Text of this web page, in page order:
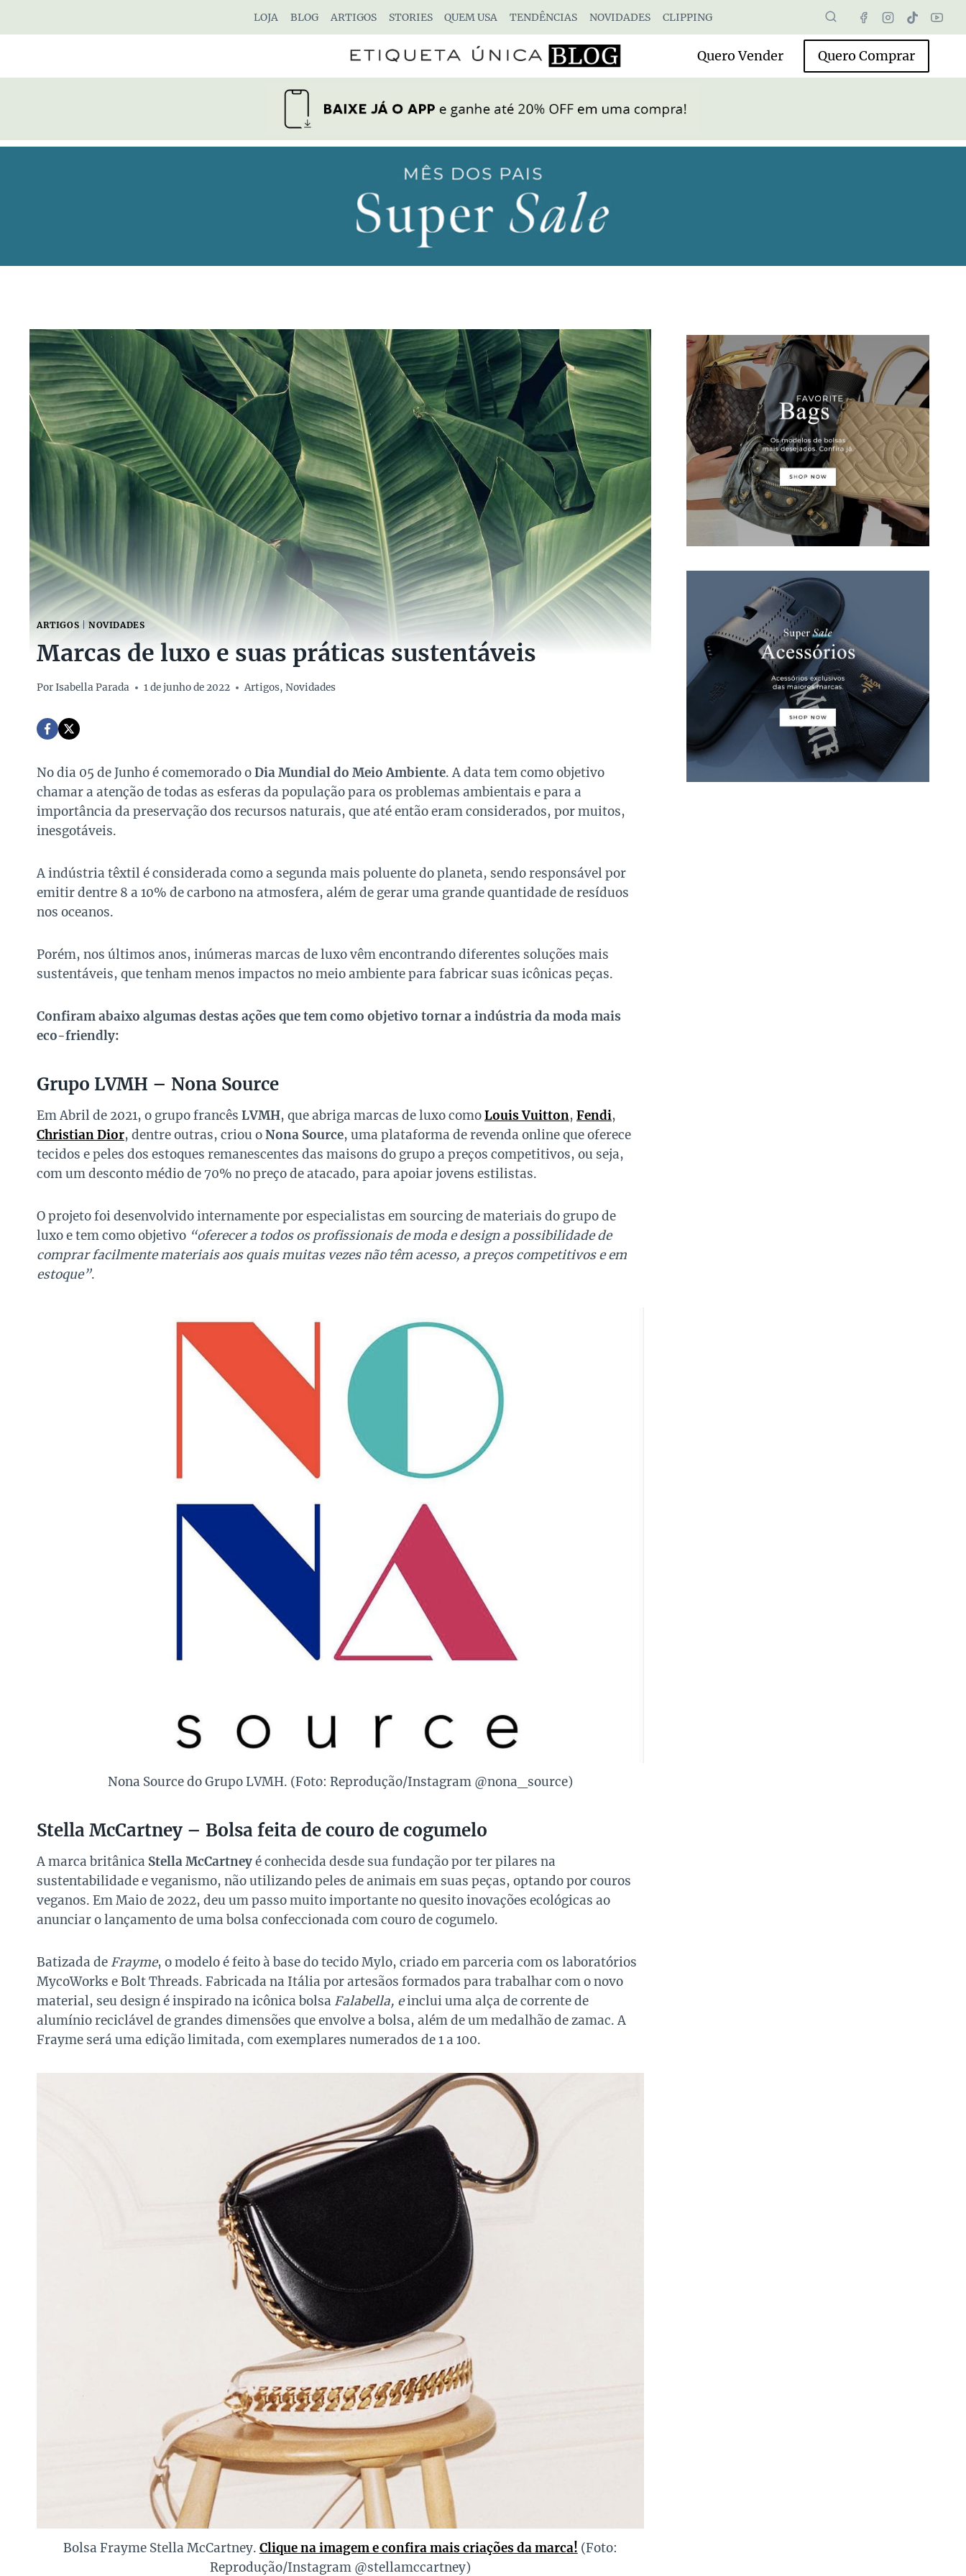
LOJA BLOG ARTIGOS STORIES QUEM USA TENDÊNCIAS NOVIDADES CLIPPING
Quero Vender Quero Comprar
ARTIGOS NOVIDADES
Marcas de luxo e suas práticas sustentáveis
PorIsabella Parada 1 de junho de 2022 Artigos,Novidades
No dia 05 de Junho é comemorado oDia Mundial do Meio Ambiente. A data tem como objetivo
chamar a atenção de todas as esferas da população para os problemas ambientais e para a
importância da preservação dos recursos naturais, que até então eram considerados, por muitos,
inesgotáveis.
A indústria têxtil é considerada como a segunda mais poluente do planeta, sendo responsável por
emitir dentre 8 a 10% de carbono na atmosfera, além de gerar uma grande quantidade de resíduos
nos oceanos.
Porém, nos últimos anos, inúmeras marcas de luxo vêm encontrando diferentes soluções mais
sustentáveis, que tenham menos impactos no meio ambiente para fabricar suas icônicas peças.
Confiram abaixo algumas destas ações que tem como objetivo tornar a indústria da moda mais
eco-friendly:
Grupo LVMH – Nona Source
Em Abril de 2021, o grupo francês LVMH, que abriga marcas de luxo comoLouis Vuitton, Fendi,
Christian Dior, dentre outras, criou oNona Source, uma plataforma de revenda online que oferece
tecidos e peles dos estoques remanescentes das maisons do grupo a preços competitivos, ou seja,
com um desconto médio de 70% no preço de atacado, para apoiar jovens estilistas.
O projeto foi desenvolvido internamente por especialistas em sourcing de materiais do grupo de
luxo e tem como objetivo “oferecer a todos os profissionais de moda e design a possibilidade de
comprar facilmente materiais aos quais muitas vezes não têm acesso, a preços competitivos e em
estoque”.
Nona Source do Grupo LVMH. (Foto: Reprodução/Instagram @nona_source)
Stella McCartney – Bolsa feita de couro de cogumelo
A marca britânica Stella McCartneyé conhecida desde sua fundação por ter pilares na
sustentabilidade e veganismo, não utilizando peles de animais em suas peças, optando por couros
veganos. Em Maio de 2022, deu um passo muito importante no quesito inovações ecológicas ao
anunciar o lançamento de uma bolsa confeccionada com couro de cogumelo.
Batizada de Frayme, o modelo é feito à base do tecido Mylo, criado em parceria com os laboratórios
MycoWorks e Bolt Threads. Fabricada na Itália por artesãos formados para trabalhar com o novo
material, seu design é inspirado na icônica bolsa Falabella, einclui uma alça de corrente de
alumínio reciclável de grandes dimensões que envolve a bolsa, além de um medalhão de zamac. A
Frayme será uma edição limitada, com exemplares numerados de 1 a 100.
Bolsa Frayme Stella McCartney. Clique na imagem e confira mais criações da marca! (Foto:
Reprodução/Instagram @stellamccartney)